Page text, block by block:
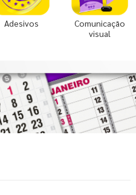
Adesivos
Comunicação
visual